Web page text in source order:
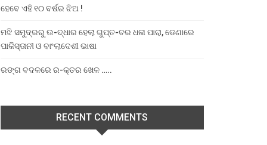
ହେବେ ଏହି ୧୦ ବର୍ଷର ଝିଅ !
ମଝି ସମୁଦ୍ରରୁ ଉ-ଦ୍ଧାର ହେଲା ଗୁପ୍ତ-ଚର ଧଳା ପାରା, ଡେଣାରେ
ପାକିସ୍ତାନୀ ଓ ବାଂଲାଦେଶୀ ଭାଷା
ରଙ୍ଗ ବଦଳରେ ର-କ୍ତର ଖେଳ …..
RECENT COMMENTS